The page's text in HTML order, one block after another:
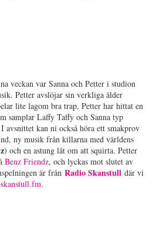
veckan var Sanna och Petter i studion
Petter avslöjar sin verkliga ålder
lite lagom bra trap, Petter har hittat en
samplar Laffy Taffy och Sanna typ
kan ni också höra ett smakprov
ny musik från killarna med världens
) och en astung låt om att squirta. Petter
Benz Friendz, och lyckas mot slutet av
är från Radio Skanstull där vi
.